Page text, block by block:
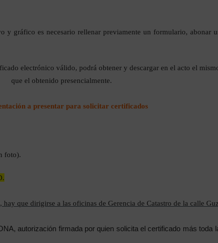
y gráfico es necesario rellenar previamente un formulario, abonar
electrónico válido, podrá obtener y descargar en el acto el
que el obtenido presencialmente.
a presentar para solicitar certificados
foto).
que dirigirse a las oficinas de Gerencia de Catastro de la calle
autorización firmada por quien solicita el certificado más toda